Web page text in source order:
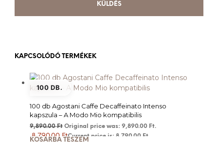
KAPCSOLÓDÓ TERMÉKEK
100 DB.
100 db Agostani Caffe Decaffeinato Intenso
kapszula – A Modo Mio kompatibilis
9,890.00Ft Original price was: 9,890.00 Ft.
8,790.00 FtCurrent price is: 8,790.00 Ft.
KOSÁRBA TESZEM